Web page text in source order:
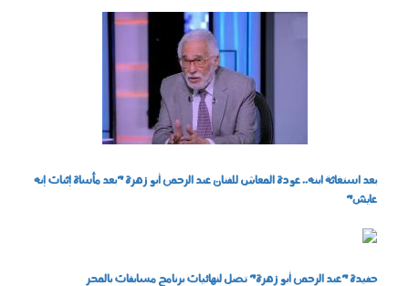
بعد استغاثة ابنه.. عودة المعاش للفنان عبد الرحمن أبو زهرة "بعد مأساة إثبات إنه
عايش"
حفيدة "عبد الرحمن أبو زهرة" تصل لنهائيات برنامج مسابقات بالمجر